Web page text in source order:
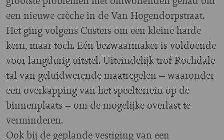
een nieuwe crèche in de Van Hogendorpstraat.
Het ging volgens Custers om een kleine harde
kern, maar toch. Eén bezwaarmaker is voldoende
voor langdurig uitstel. Uiteindelijk trof Rochdale
tal van geluidwerende maatregelen – waaronder
een overkapping van het speelterrein op de
binnenplaats – om de mogelijke overlast te
verminderen.
Ook bij de geplande vestiging van een